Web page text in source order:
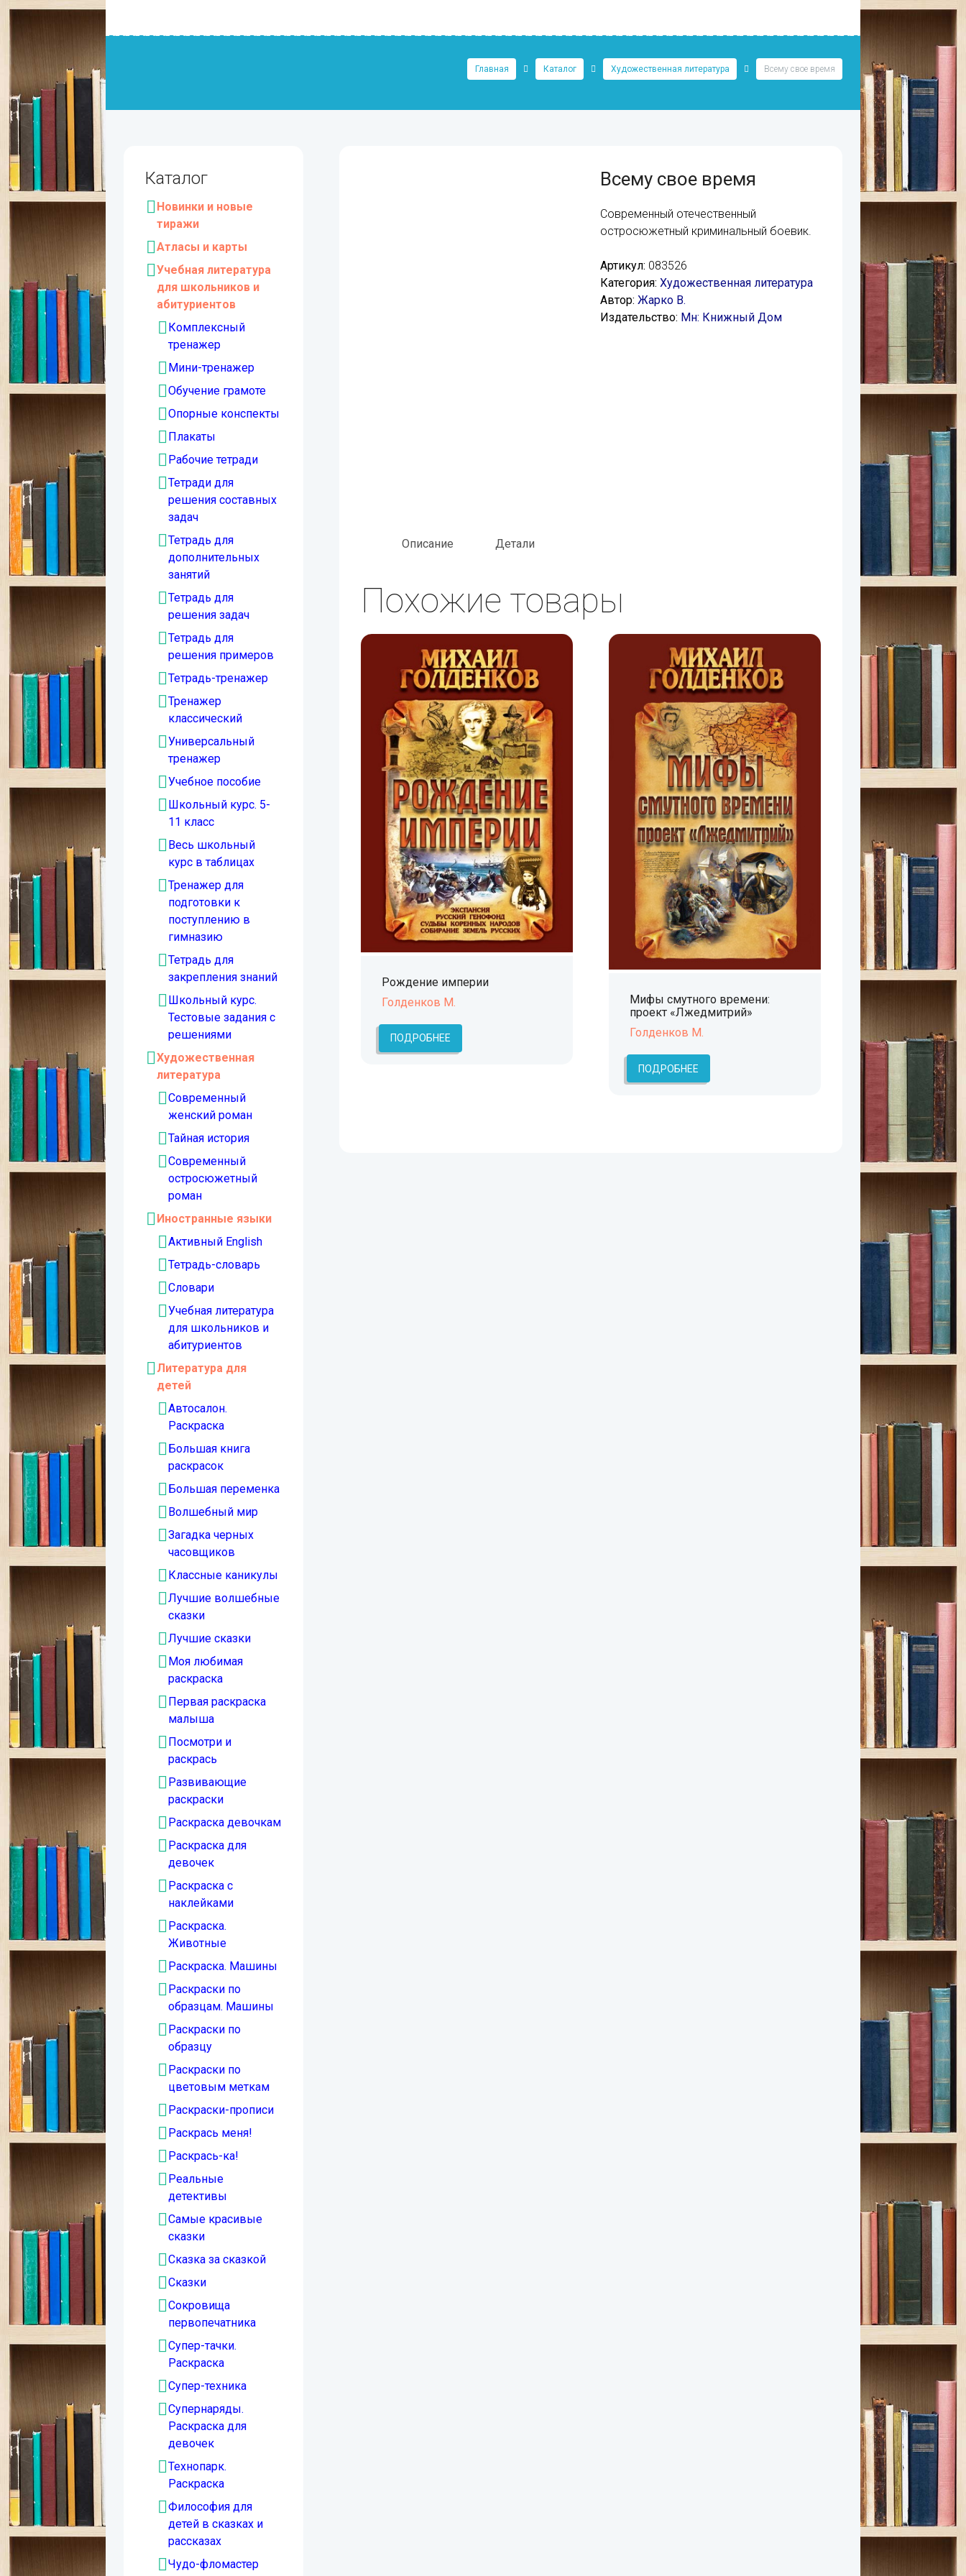
Главная Каталог Художественная литература Всему свое время
Всему свое время
Современный отечественный
остросюжетный криминальный боевик.
Артикул: 083526
Категория: Художественная литература
Автор: Жарко В.
Издательство: Мн: Книжный Дом
Описание Детали
Похожие товары
Рождение империи
Голденков М.
ПОДРОБНЕЕ
Мифы смутного времени:
проект «Лжедмитрий»
Голденков М.
ПОДРОБНЕЕ
Каталог
Новинки и новые
тиражи
Атласы и карты
Учебная литература
для школьников и
абитуриентов
Комплексный
тренажер
Мини-тренажер
Обучение грамоте
Опорные конспекты
Плакаты
Рабочие тетради
Тетради для
решения составных
задач
Тетрадь для
дополнительных
занятий
Тетрадь для
решения задач
Тетрадь для
решения примеров
Тетрадь-тренажер
Тренажер
классический
Универсальный
тренажер
Учебное пособие
Школьный курс. 5-
11 класс
Весь школьный
курс в таблицах
Тренажер для
подготовки к
поступлению в
гимназию
Тетрадь для
закрепления знаний
Школьный курс.
Тестовые задания с
решениями
Художественная
литература
Современный
женский роман
Тайная история
Современный
остросюжетный
роман
Иностранные языки
Активный English
Тетрадь-словарь
Словари
Учебная литература
для школьников и
абитуриентов
Литература для
детей
Автосалон.
Раскраска
Большая книга
раскрасок
Большая переменка
Волшебный мир
Загадка черных
часовщиков
Классные каникулы
Лучшие волшебные
сказки
Лучшие сказки
Моя любимая
раскраска
Первая раскраска
малыша
Посмотри и
раскрась
Развивающие
раскраски
Раскраска девочкам
Раскраска для
девочек
Раскраска с
наклейками
Раскраска.
Животные
Раскраска. Машины
Раскраски по
образцам. Машины
Раскраски по
образцу
Раскраски по
цветовым меткам
Раскраски-прописи
Раскрась меня!
Раскрась-ка!
Реальные
детективы
Самые красивые
сказки
Сказка за сказкой
Сказки
Сокровища
первопечатника
Супер-тачки.
Раскраска
Супер-техника
Супернаряды.
Раскраска для
девочек
Технопарк.
Раскраска
Философия для
детей в сказках и
рассказах
Чудо-фломастер